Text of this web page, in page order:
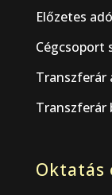
Előzetes
Cégcsoport
Transzferár
Transzferár
Oktatás